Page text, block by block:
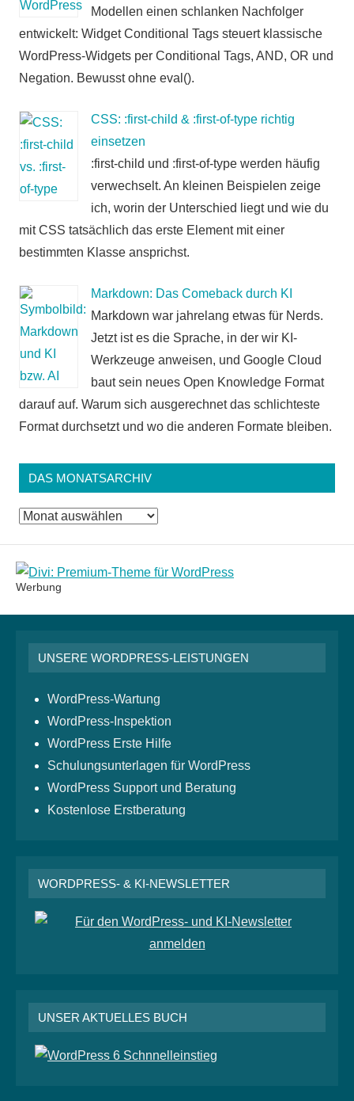
Modellen einen schlanken Nachfolger
entwickelt: Widget Conditional Tags steuert klassische
WordPress-Widgets per Conditional Tags, AND, OR und
Negation. Bewusst ohne eval().
CSS: :first-child & :first-of-type richtig
einsetzen
:first-child und :first-of-type werden häufig
verwechselt. An kleinen Beispielen zeige
ich, worin der Unterschied liegt und wie du
mit CSS tatsächlich das erste Element mit einer
bestimmten Klasse ansprichst.
Markdown: Das Comeback durch KI
Markdown war jahrelang etwas für Nerds.
Jetzt ist es die Sprache, in der wir KI-
Werkzeuge anweisen, und Google Cloud
baut sein neues Open Knowledge Format
darauf auf. Warum sich ausgerechnet das schlichteste
Format durchsetzt und wo die anderen Formate bleiben.
DAS MONATSARCHIV
Das
Werbung
UNSERE WORDPRESS-LEISTUNGEN
WordPress-Wartung
WordPress-Inspektion
WordPress Erste Hilfe
Schulungsunterlagen für WordPress
WordPress Support und Beratung
Kostenlose Erstberatung
WORDPRESS- & KI-NEWSLETTER
UNSER AKTUELLES BUCH